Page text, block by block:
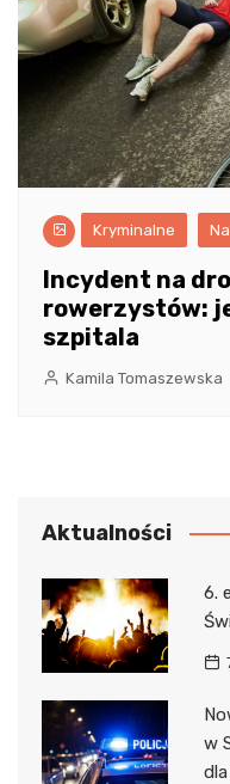
Kryminalne
Incydent na
rowerzystów:
szpitala
Kamila Tomaszewska
Aktualności
6.
w